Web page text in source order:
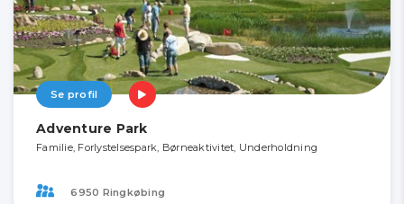
Se profil
Adventure Park
Familie, Forlystelsespark, Børneaktivitet, Underholdning
6950 Ringkøbing